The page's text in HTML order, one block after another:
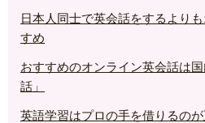
日本人同士で英会話をするより
すめ
おすすめのオンライン英会話は
話」
英語学習はプロの手を借りるのが